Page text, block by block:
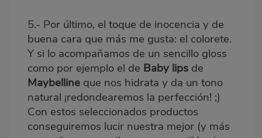
5.- Por último, el toque de inocencia y de
buena cara que más me gusta: el colorete.
Y si lo acompañamos de un sencillo gloss
como por ejemplo el de Baby lips de
Maybelline que nos hidrata y da un tono
natural ¡redondearemos la perfección! ;)
Con estos seleccionados productos
conseguiremos lucir nuestra mejor (y más